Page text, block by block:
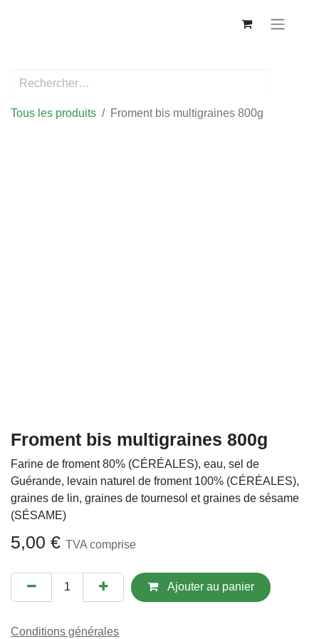
Tous les produits Froment bis multigraines 800g
Froment bis multigraines 800g
Farine de froment 80% (CÉRÉALES), eau, sel de
Guérande, levain naturel de froment 100% (CÉRÉALES),
graines de lin, graines de tournesol et graines de sésame
(SÉSAME)
5,00 € TVA comprise
Ajout​er au panier
Conditions générales